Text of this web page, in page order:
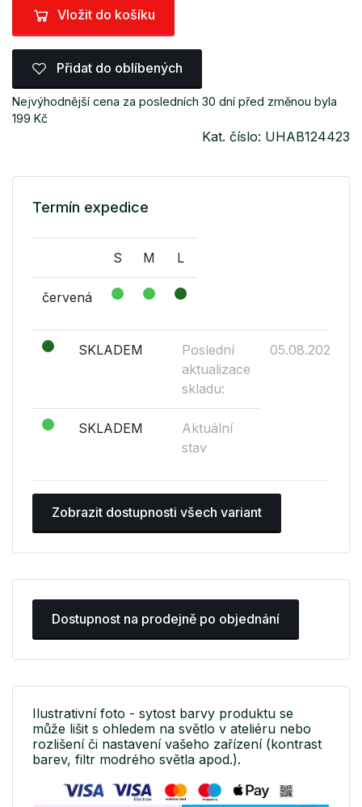
Vložit do košíku
Přidat do oblíbených
Nejvýhodnější cena za posledních 30 dní před změnou byla
199 Kč
Kat. číslo: UHAB124423
Termín expedice
S M L
červená
SKLADEM
Poslední
aktualizace
skladu:
05.08.2026
SKLADEM
Aktuální
stav
Zobrazit dostupnosti všech variant
Dostupnost na prodejně po objednání
Ilustrativní foto - sytost barvy produktu se
může lišit s ohledem na světlo v ateliéru nebo
rozlišení či nastavení vašeho zařízení (kontrast
barev, filtr modrého světla apod.).